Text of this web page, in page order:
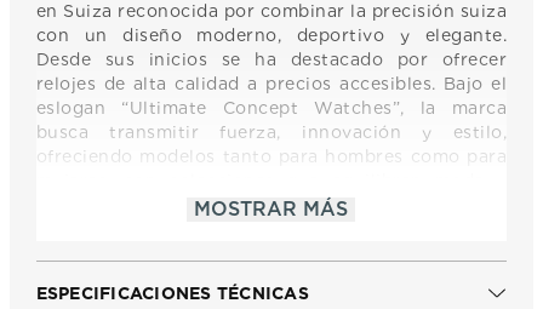
en Suiza reconocida por combinar la precisión suiza
con un diseño moderno, deportivo y elegante.
Desde sus inicios se ha destacado por ofrecer
relojes de alta calidad a precios accesibles. Bajo el
eslogan “Ultimate Concept Watches”, la marca
busca transmitir fuerza, innovación y estilo,
ofreciendo modelos tanto para hombres como para
funcionalidad. Time Force mantiene una identidad
MOSTRAR MÁS
ESPECIFICACIONES TÉCNICAS